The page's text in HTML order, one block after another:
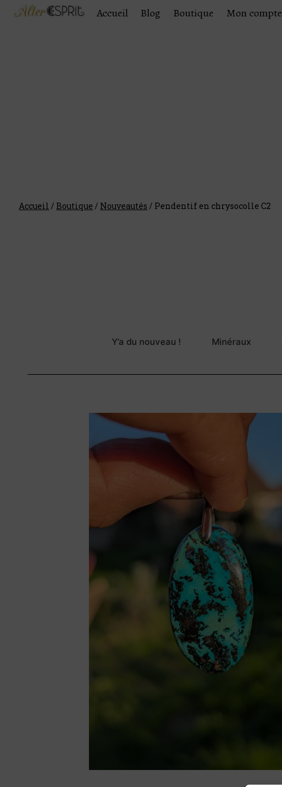
Accueil Blog Boutique Mon compte
Accueil / Boutique / Nouveautés / Pendentif en chrysocolle C2
Y’a du nouveau ! Minéraux